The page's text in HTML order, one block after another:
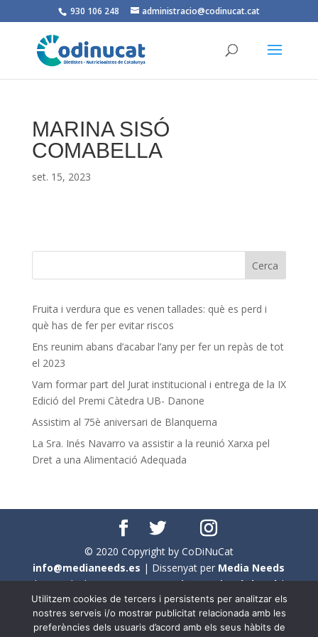
930 106 248 administracio@codinucat.cat
MARINA SISÓ
COMABELLA
set. 15, 2023
Fruita i verdura que es venen tallades: què es perd i
què has de fer per evitar riscos
Ens reunim abans d’acabar l’any per fer un repàs de tot
el 2023
Vam formar part del Jurat institucional i entrega de la IX
Edició del Premi Càtedra UB- Danone
Assistim al 75è aniversari de Blanquerna
La Sra. Inés Navarro va assistir a la reunió Xarxa pel
Dret a una Alimentació Adequada
© 2020 Copyright by CoDiNuCat
info@medianeeds.es | Dissenyat per Media Needs
| Tots els drets reservats aCoDiNuCat |Avís legal|
Avís per cookies
En aquest web s'ha tingut en compte l'ús no sexista del
Utilitzem cookies de tercers i persistents per analitzar els
nostres serveis i/o mostrar publicitat relacionada amb les
preferències dels usuaris d’acord amb els seus hàbits de